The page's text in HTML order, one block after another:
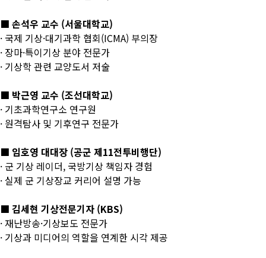
■ 손석우 교수 (서울대학교)
· 국제 기상·대기과학 협회(ICMA) 부의장
· 장마·특이기상 분야 전문가
· 기상학 관련 교양도서 저술
■ 박근영 교수 (조선대학교)
· 기초과학연구소 연구원
· 원격탐사 및 기후연구 전문가
■ 임호영 대대장 (공군 제11전투비행단)
· 군 기상 레이더, 국방기상 책임자 경험
· 실제 군 기상장교 커리어 설명 가능
■ 김세현 기상전문기자 (KBS)
· 재난방송·기상보도 전문가
· 기상과 미디어의 역할을 연계한 시각 제공